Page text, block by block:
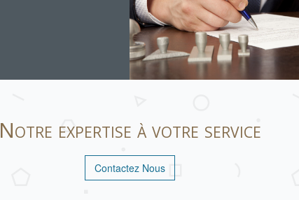
Notre expertise à votre service
Contactez Nous